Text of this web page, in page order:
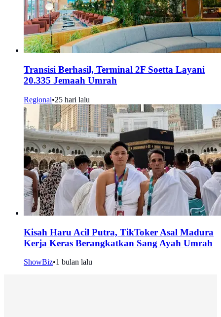
Transisi Berhasil, Terminal 2F Soetta Layani
20.335 Jemaah Umrah
Regional•25 hari lalu
Kisah Haru Acil Putra, TikToker Asal Madura
Kerja Keras Berangkatkan Sang Ayah Umrah
ShowBiz•1 bulan lalu